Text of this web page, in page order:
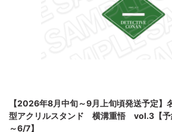
【2026年8月中旬～9月上旬頃発送予定
型アクリルスタンド 横溝重悟 vol.3【
～6/7】